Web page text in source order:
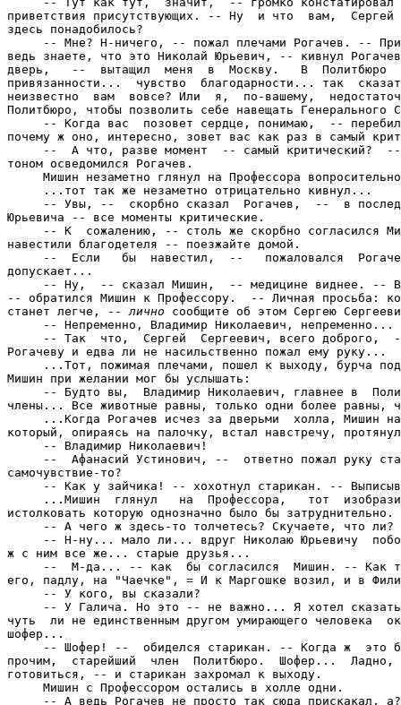
приветствия присутствующих. -- Ну  и что  вам,  Сергей
здесь понадобилось?
-- Мне? Н-ничего, -- пожал плечами Рогачев. --
ведь знаете, что это Николай Юрьевич, -- кивнул
дверь,   --  вытащил  меня  в  Москву.   В  Политбюро
привязанности...  чувство  благодарности... так
неизвестно  вам  вовсе? Или  я,  по-вашему,
Политбюро, чтобы позволить себе навещать
-- Когда вас  позовет сердце, понимаю,  --
почему ж оно, интересно, зовет вас как раз в самый
--  А что, разве момент  -- самый критический?
тоном осведомился Рогачев.
Мишин незаметно глянул на Профессора
     ...тот так же незаметно отрицательно кивнул...
-- Увы, --  скорбно сказал  Рогачев,  --  в
Юрьевича -- все моменты критические.
-- К  сожалению, -- столь же скорбно согласился
навестили благодетеля -- поезжайте домой.
--  Если   бы  навестил,  --   пожаловался
допускает...
-- Ну,  -- сказал Мишин,  -- медицине виднее. --
-- обратился Мишин к Профессору.  -- Личная просьба:
станет легче, -- лично сообщите об этом Сергею Сергеевичу.
     -- Непременно, Владимир Николаевич, непременно... лично...
     -- Так  что,  Сергей  Сергеевич, всего доброго,  --  двинулся  Мишин  к
Рогачеву и едва ли не насильственно пожал ему руку...
     ...Тот, пожимая плечами, пошел к выходу, бурча под  нос,  но  так,  что
Мишин при желании мог бы услышать:
     -- Будто вы,  Владимир Николаевич, главнее в  Политбюро, чем другие его
члены... Все животные равны, только одни более равны, чем другие...
     ...Когда Рогачев исчез за дверьми  холла, Мишин направился к старикану,
который, опираясь на палочку, встал навстречу, протянул руку:
     -- Владимир Николаевич!
     --  Афанасий Устинович, --  ответно пожал руку старикану  Мишин. -- Как
самочувствие-то?
     -- Как у зайчика! -- хохотнул старикан. -- Выписывают...
     ...Мишин  глянул   на  Профессора,   тот  изобразил  на  лице  гримасу,
истолковать которую однозначно было бы затруднительно.
     -- А чего ж здесь-то толчетесь? Скучаете, что ли?
     -- Н-ну... мало ли... вдруг Николаю Юрьевичу  поболтать захочется... Мы
ж с ним все же... старые друзья...
     --  М-да... -- как  бы согласился  Мишин. -- Как там у Галича? "Я возил
его, падлу, на "Чаечке", = И к Маргошке возил, и в Фили..."
     -- У кого, вы сказали?
     -- У Галича. Но это -- не важно... Я хотел сказать, что печально, когда
чуть  ли не единственным другом умирающего человека  оказывается  его личный
шофер...
     -- Шофер! --  обиделся старикан. -- Когда ж  это было?! Шофер! Я, между
прочим,  старейший  член  Политбюро.  Шофер...  Ладно,  пошел я.  К  выписке
готовиться, -- и старикан захромал к выходу.
     Мишин с Профессором остались в холле одни.
     -- А ведь Рогачев не просто так сюда прискакал, а? -- сказал Мишин.
     -- Не просто... -- согласился Профессор.
     -- И кто ж, интересно, ему стукнул?
     Профессор пожал плечами под пристальным взглядом Мишина.
     -- Ну что ж, пройдем? -- предложил Мишин, кивая на палатную дверь.
     -- Давайте, -- согласился Профессор...

     ...Они  вошли  в  огромную,  едва  освещенную  комнату-палату,  где  на
посверкивающей   никелированными  деталями  кровати   лежал  человек,   весь
обвешанный трубками и проводами...
     На стуле рядом скорбно сидела медсестра, время от времени поглядывая на
экраны осциллографов.
     ...Мишин подошел поближе к больному и долго всматривался...
     ...в его вполне уже мертвое лицо...
     -- Ты  выйди на минутку, -- сказал  Мишин, обращаясь к медсестре. -- Мы
тут... с профессором...
     Медсестра взглянула  на Профессора,  -- тот чуть  заметно кивнул,  -- и
покинула палату...

     ...  -- Давайте паспорта,  билеты,  сбегаю -- зарегистрирую, -- сказала
Наташка и принялась собирать у наших героев документы. -- Багаж есть?
     -- Только сумочки...  --  сказал  Урмас.  -- С собой,  в кабину,  --  и
выставил свою тяжелую спортивную сумку.
     --  Ну, хорошо, --  сказала  Наталья.  --  Не скучайте тут без меня.  Я
скоро.  Телевизор  вон можете  посмотреть,  --  кивнула  на  огромный  экран
заграничного телевизора и исчезла в боковой дверце...
     ... -- Урмас, -- подошел Резо к  эстонцу и шепнул ему на ухо. -- Я тебя
очень прошу: без самодеятельности. Как договаривались...
     -- Замётано, начальник, -- чуть хохотнул Урмас...

     ... -- Внимание! Закончилась регистрация пассажиров на рейс "Аэрофлота"
номер сто сорок девять: "Москва--Сухуми"... -- прогудело  над  залом,  и как
раз в это мгновенье...
     ...в него влетели крепкий мужичок в лисьей шубе с довольно  объемистыми
чемоданами в руках...
     ...и  его спутница,  очевидно  --  жена, тоже  --  в  шубе,  тоже --  с
чемоданами...
     -- Слышишь? -- спросила. -- Закончилась! Опоздали!
     --  Ни хрена-а... --  отозвался  мужичок.  -- Чтоб мы, да  опоздали? Из
самой Воркуты...  Ну-ка, где  тут? --  огляделся  мужичок  кругом и  обратил
внимание на  стойку,  с которой  регистраторша как раз  убирала табличку. --
Пошли! -- и резко рванул к стойке...
     -- Э! Постойте!  -- закричал, возвращая ушедшую уже было регистраторшу.
--  А мы?! Не по своей вине, между прочим: самолет из Воркуты на четыре часа
задержали!..
     ...Регистраторша вернулась к стойке:
     -- Ладно,  давайте... чего  уж тут с вами поделаешь... Только багаж уже
ушел -- придется чемоданы в салоне размещать...
     -- Тоже -- напугала! -- сказал мужичок. И не такое таскали...

     ...В просторном салоне ЗИЛа, проносящегося улицами Москвы, Рогачев снял
трубку с аппарата спецсвязи, нажал на кнопочку, послушал:
     -- Ну что, улетели? -- спросил...

     ...Генерал  сидел   в  полутьме,   едва   нарушаемой   бликами  площади
Дзержинского, в своем кабинете, не зажигая света  и,  сняв трубку, глянул на
часы:
     -- Нет еще. Скоро. В восемнадцать сорок пять...

     Экипаж  самолета: командир, второй пилот, штурман и две бортпроводницы,
--  сидели  в  мягких  креслах  специальной  уютной  комнаты на втором этаже
аэровокзала и пили кофе:
     --  Тебе еще, Коля?  -- спросила высокая бортпроводница,  блондинка,  и
подошла к командиру.
     -- Спасибо, Люсенька, с удовольствием... Войдите! -- крикнул  на робкий
стук в дверь...
     ...Дверь приоткрылась, явив за собой  того самого летчика, у которого в
Сухуми рожала жена, -- в руках у летчика был огромный букет цветов.
     -- Поклонник пожаловал? -- осведомился штурман. -- Ну и к которой же из
вас? -- оглядел обеих стюардесс, высокую и маленькую, ладненькую. --  Боюсь,
что к Валентине...
     ...Маленькая прыснула...
     -- Я это... -- довольно робко вступил топчущийся на пороге летчик. -- У
меня в Сухуми -- жена рожает. А  я... Я тоже -- пилот. Только вот из Пскова,
в Быково приземлились. А мест -- нет. Может, возьмете?
     --  Жена,  говоришь,  рожает?  -- переспросил командир. -- Вот тАк вот,
Валентина. А ты губки раскатала! Заходи, заходи... Кофе будешь?
     Летчик вошел в комнату, прикрыл дверь...
     -- Спасибо...
     -- Валентина, налей шкиперу кофейку. Как звать-то?
     --  Олег, -- сказал летчик.  -- Вот, --  и сунул командиру  свое летное
удостоверение...
     ...Тот взял, посмотрел внимательно, сверил фотографию с лицом.
     -- Повезло тебе, Олег. Мне  вот  только  что  позвонили, что наш гебист
сегодня не летит. У него тоже, наверное, -- хохотнул, -- жена рожает...
     -- Как же? -- удивился Олег. -- И они не заменили?
     -- Знаешь, -- сказал командир. -- У меня такое чувство, что они  решили
от этой  затеи отказаться вообще. Экономят. Да оно и верно. Плохо мне как-то
верится, что, в случае чего, этот дежурный гебист поможет...
     -- Гебисты, гебисты... -- вмешался  штурман. -- Лучше б  экипажу оружие
выдали,  все  толку больше было  б. Когда  себя защищаешь  -- совсем  другое
дело...
     --  Не знаю,  -- сказал Олег. -- Я не уверен. Видишь... -- обратился ко
второму пилоту. -- Тебя, кстати, как звать?
     -- Женя...
     --  Видишь, Женя. Стрельбе в человека отдельно  учить  надо. Тут особые
дела... Я вот не уверен, что сумею  нажать на спуск. То есть, я все понимаю,
конечно... но... вот... не уверен...
     -- Нас же ведь учили... -- сказала Люсенька.
     -- Учили по мишеням стрелять, -- сказал Олег. -- Так ведь?
     -- А по чему же еще? -- довольно риторически поинтересовался штурман.
     --  Вот... А  человек -- это совсем  другое  дело. И  мне кажется,  что
лучше, если летчики... вообще... экипаж... уметь этого и не будут...
     -- Что  касается меня, -- сказал штурман, -- я сам о  себе позаботился.
Во,  смотри,  -- и извлек  из-под кителя  небольшой,  ладный наган, протянул
Олегу...
     ...Тот взял оружие в руки...
     -- Как? -- спросил у командира. -- И вы не возражаете?
     -- Игрушка, -- отозвался штурман. -- Из Германии привез. Газовый. А при
случае -- впечатлит...
     -- Лучше б уж случая  не случилось бы,  -- вмешался командир. -- Ладно,
Олег,  считай, что тебе повезло. Место для тебя освободили.  Так что садись,
пей кофе!.. Или тебе сегодня  чего покрепче полагается? Вася, -- обратился к
штурману. -- У тебя там, кроме наганчика, ничего крепче кофе не припасено?
     --  Да  у меня вот... с собой...  --  радостно-смущенно извлек  Олег из
кармана  плоскую  фляжку коньяку. -- Может, по маленькой? Ну это...  радость
разделить, а?..

     ...Мишин с Профессором продолжали стоять  над искусственно  живым телом
Распопова...
     ... -- Значит, говорите, мозговая деятельность не восстановится ни  при
каких обстоятельствах...
     ...Профессор развел руками...
     -- Ну что ж, -- сказал Мишин. -- Тогда -- отключайте...
     ...Профессор поглядел на Мишина странным,  не то  вопросительным, не то
осуждающим, взглядом.
     -- Отключайте-отключайте, -- кивнул Мишин, давая  понять, что Профессор
понял его правильно. -- Всю ответственность беру на себя...
     --  В смысле... --  замялся  Профессор, --  письменное  распоряжение...
решение Политбюро...
     -- В смысле,  --  чуть прибавил Мишин металла в голос.  -- В  смысле --
отключайте. Ну или покажите где... Я сам...
     -- Вот, -- в некоторой растерянности показал Профессор на тумблер. -- И
вот этот...
     --  Так,  --